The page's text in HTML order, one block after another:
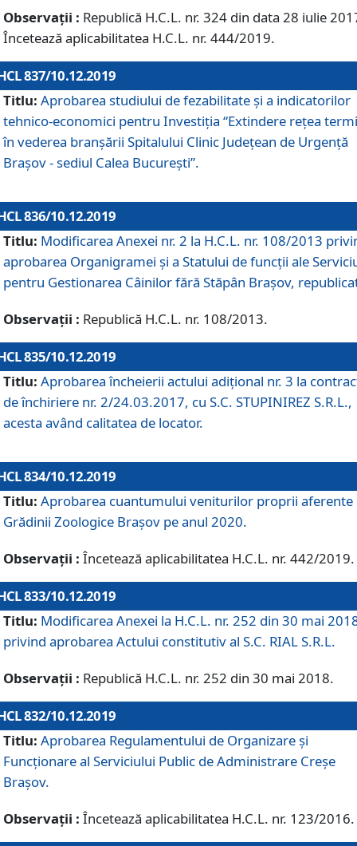
Observații : Republică H.C.L. nr. 324 din data 28 iulie
Încetează aplicabilitatea H.C.L. nr. 444/2019.
837/10.12.2019
Titlu: Aprobarea studiului de fezabilitate și a indicatorilor
tehnico-economici pentru Investiția “Extindere rețea
în vederea branșării Spitalului Clinic Județean de Urgență
Brașov - sediul Calea București”.
836/10.12.2019
Titlu: Modificarea Anexei nr. 2 la H.C.L. nr. 108/2013
aprobarea Organigramei şi a Statului de funcții ale
pentru Gestionarea Câinilor fără Stăpân Brașov,
Observații : Republică H.C.L. nr. 108/2013.
835/10.12.2019
Titlu: Aprobarea încheierii actului adițional nr. 3 la
de închiriere nr. 2/24.03.2017, cu S.C. STUPINIREZ S.R.L.,
acesta având calitatea de locator.
834/10.12.2019
Titlu: Aprobarea cuantumului veniturilor proprii aferente
Grădinii Zoologice Braşov pe anul 2020.
Observații : Încetează aplicabilitatea H.C.L. nr. 442/2019.
833/10.12.2019
Titlu: Modificarea Anexei la H.C.L. nr. 252 din 30 mai
privind aprobarea Actului constitutiv al S.C. RIAL S.R.L.
Observații : Republică H.C.L. nr. 252 din 30 mai 2018.
832/10.12.2019
Titlu: Aprobarea Regulamentului de Organizare și
Funcționare al Serviciului Public de Administrare Creșe
Brașov.
Observații : Încetează aplicabilitatea H.C.L. nr. 123/2016.